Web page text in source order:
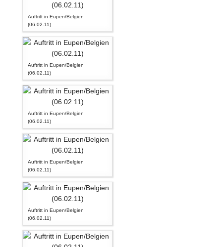
Auftritt in Eupen/Belgien
(06.02.11)
Auftritt in Eupen/Belgien
(06.02.11)
Auftritt in Eupen/Belgien
(06.02.11)
Auftritt in Eupen/Belgien
(06.02.11)
Auftritt in Eupen/Belgien
(06.02.11)